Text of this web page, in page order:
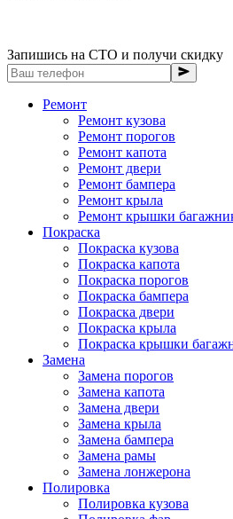
Запишись на СТО и получи скидку
Ремонт
Ремонт кузова
Ремонт порогов
Ремонт капота
Ремонт двери
Ремонт бампера
Ремонт крыла
Ремонт крышки
Покраска
Покраска кузова
Покраска капота
Покраска порогов
Покраска бампера
Покраска двери
Покраска крыла
Покраска крышки
Замена
Замена порогов
Замена капота
Замена двери
Замена крыла
Замена бампера
Замена рамы
Замена лонжерона
Полировка
Полировка кузова